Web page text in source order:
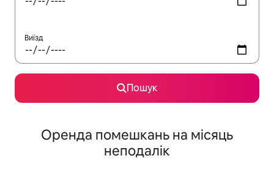
Виїзд
Пошук
Оренда помешкань на місяць
неподалік